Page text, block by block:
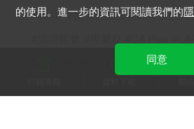
食品/餐飲
你的生意LINE來放大
2022 影音贏銷
的使用。進一步的資訊可閱讀我們的
同意